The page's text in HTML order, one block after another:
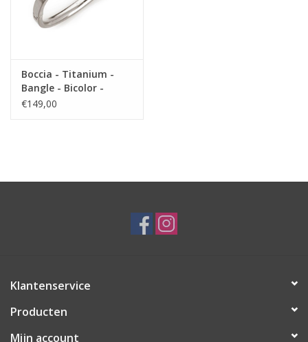
Boccia - Titanium -
Bangle - Bicolor -
Diamant
€149,00
Klantenservice
Producten
Mijn account